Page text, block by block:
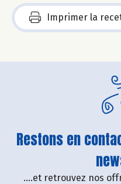
Imprimer la
Restons en
....et retrouvez nos